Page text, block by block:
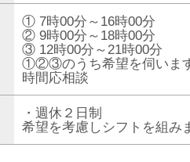
① 7時00分～16時00分
② 9時00分～18時00分
③ 12時00分～21時00分
①②③のうち希望を伺います
時間応相談
・週休２日制
希望を考慮しシフトを組み